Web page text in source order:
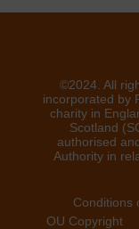
©2024. All
incorporated by
charity in
Scotland
authorised
Authority in
Conditions
OU Copyright